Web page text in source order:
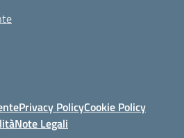
Privacy PolicyCookie Policy
Note Legali